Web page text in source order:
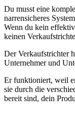
Du musst eine
narrensicheres
Wenn du kein
keinen
Der Verkaufstrichter
Unternehmer und
Er funktioniert, weil
sie durch die
bereit sind, dein